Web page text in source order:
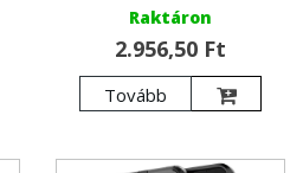
Raktáron
2.956,50 Ft
Tovább